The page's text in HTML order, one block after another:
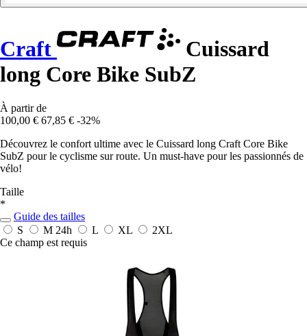
Craft
Cuissard
long Core Bike SubZ
À partir de
100,00 € 67,85 € -32%
Découvrez le confort ultime avec le Cuissard long Craft Core Bike
SubZ pour le cyclisme sur route. Un must-have pour les passionnés de
vélo!
Taille
*
Guide des tailles
S
M 24h L XL
2XL
Ce champ est requis